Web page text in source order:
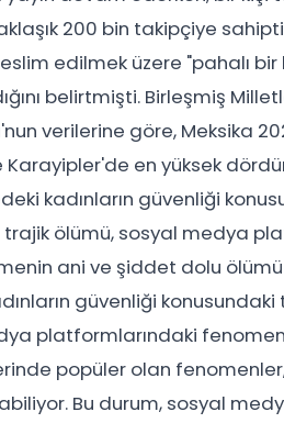
200 bin takipçiye
edilmek üzere "pahalı
belirtmişti. Birleşmiş
verilerine göre, Meksika
en yüksek
kadınların güvenliği
ölümü, sosyal medya
ani ve şiddet dolu ölümü
güvenliği
platformlarındaki
popüler olan
Bu durum, sosyal